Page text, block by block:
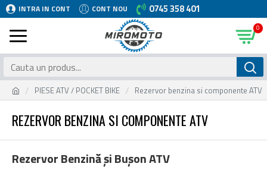
INTRA IN CONT CONT NOU 0745 358 401
0
PIESE ATV / POCKET BIKE Rezervor benzina si componente ATV
REZERVOR BENZINA SI COMPONENTE ATV
Rezervor Benzină și Bușon ATV